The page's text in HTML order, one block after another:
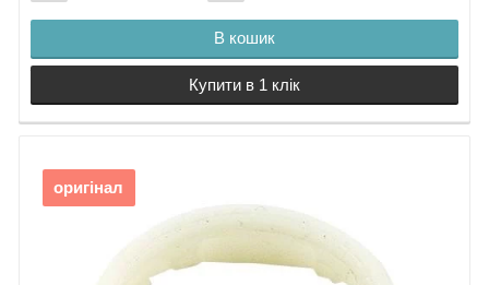
В кошик
Купити в 1 клік
оригінал